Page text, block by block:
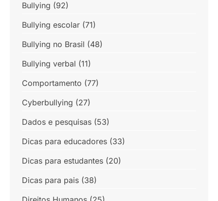
Bullying (92)
Bullying escolar (71)
Bullying no Brasil (48)
Bullying verbal (11)
Comportamento (77)
Cyberbullying (27)
Dados e pesquisas (53)
Dicas para educadores (33)
Dicas para estudantes (20)
Dicas para pais (38)